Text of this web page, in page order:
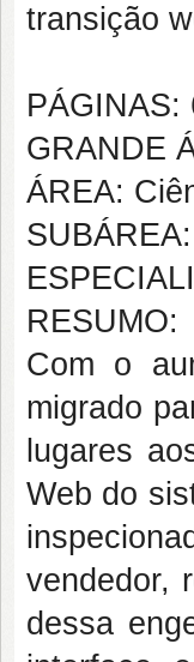
transição
PÁGINAS:
GRANDE
ÁREA:
RESUMO:
Com o
migrado
lugares
Web do
vendedor,
dessa